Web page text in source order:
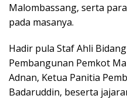
Malombassang, serta
pada masanya.
Hadir pula Staf Ahli
Pembangunan Pemkot
Adnan, Ketua Panitia
Badaruddin, beserta